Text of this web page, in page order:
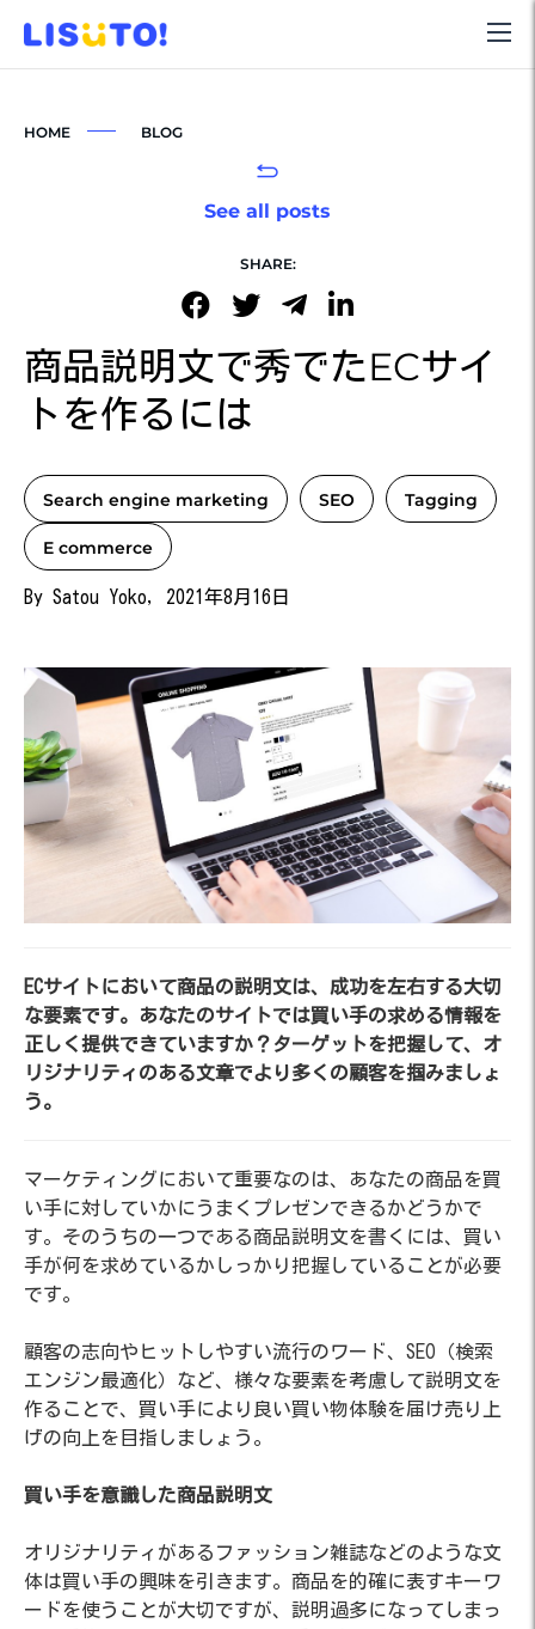
HOME BLOG
商品説明文で秀でたECサイ
トを作るには
Search engine marketing SEO Tagging
E commerce
By Satou Yoko, 2021年8月16日
ECサイトにおいて商品の説明文は、成功を左右する大切
な要素です。あなたのサイトでは買い手の求める情報を
正しく提供できていますか？ターゲットを把握して、オ
リジナリティのある文章でより多くの顧客を掴みましょ
う。
マーケティングにおいて重要なのは、あなたの商品を買
い手に対していかにうまくプレゼンできるかどうかで
す。そのうちの一つである商品説明文を書くには、買い
手が何を求めているかしっかり把握していることが必要
です。
顧客の志向やヒットしやすい流行のワード、SEO（検索
エンジン最適化）など、様々な要素を考慮して説明文を
作ることで、買い手により良い買い物体験を届け売り上
げの向上を目指しましょう。
買い手を意識した商品説明文
オリジナリティがあるファッション雑誌などのような文
体は買い手の興味を引きます。商品を的確に表すキーワ
ードを使うことが大切ですが、説明過多になってしまっ
See all posts
SHARE: